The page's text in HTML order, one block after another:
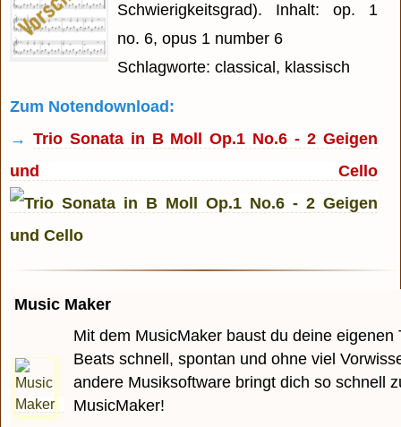
Schwierigkeitsgrad). Inhalt: op. 1
no. 6, opus 1 number 6
Schlagworte: classical, klassisch
Zum Notendownload:
→ Trio Sonata in B Moll Op.1 No.6 - 2 Geigen
und Cello
Music Maker
Mit dem MusicMaker baust du deine eigenen
Beats schnell, spontan und ohne viel
andere Musiksoftware bringt dich so schnell
MusicMaker!